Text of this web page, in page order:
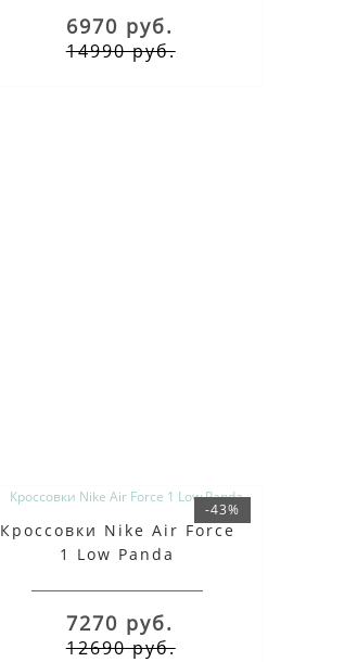
6970 руб.
14990 руб.
-43%
Кроссовки Nike Air Force
1 Low Panda
7270 руб.
12690 руб.